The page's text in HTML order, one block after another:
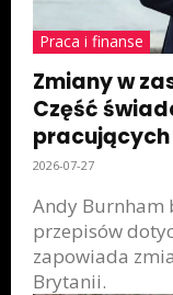
Praca i finanse
Zmiany w
Część
pracujących
2026-07-27
Andy Burnham
przepisów
zapowiada
Brytanii.